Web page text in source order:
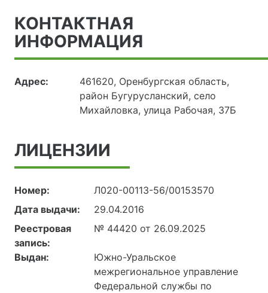
КОНТАКТНАЯ
ИНФОРМАЦИЯ
Адрес:
461620, Оренбургская область,
район Бугурусланский, село
Михайловка, улица Рабочая, 37Б
ЛИЦЕНЗИИ
Номер:
Л020-00113-56/00153570
Дата выдачи:
29.04.2016
Реестровая
запись:
№ 44420 от 26.09.2025
Выдан:
Южно-Уральское
межрегиональное управление
Федеральной службы по